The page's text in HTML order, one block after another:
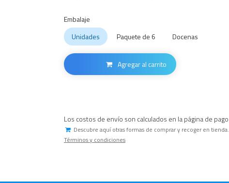
Embalaje
Unidades
Paquete de 6 Docenas
Agregar al carrito
Los costos de envío son calculados en la página de pago
Descubre aquí otras formas de comprar y recoger en tienda.
Términos y condiciones